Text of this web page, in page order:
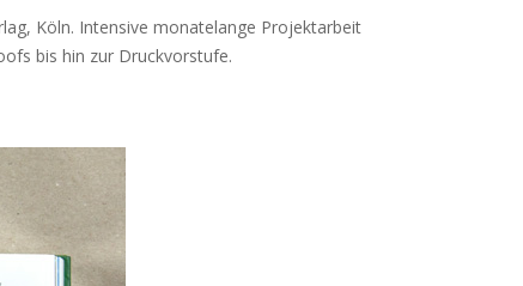
Köln. Intensive monatelange Projektarbeit
bis hin zur Druckvorstufe.